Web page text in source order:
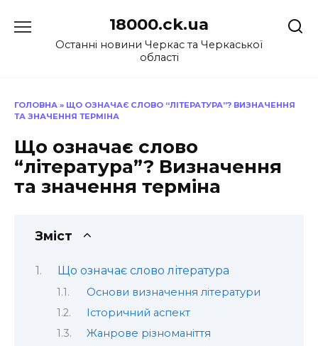
до
18000.ck.ua
Останні новини Черкас та Черкаської
області
ГОЛОВНА » ЩО ОЗНАЧАЄ СЛОВО “ЛІТЕРАТУРА”? ВИЗНАЧЕННЯ
ТА ЗНАЧЕННЯ ТЕРМІНА
Що означає слово
“література”? Визначення
та значення терміна
Зміст
Що означає слово література
Основи визначення літератури
Історичний аспект
Жанрове різноманіття